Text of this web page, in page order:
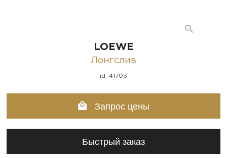
LOEWE
Лонгслив
id: 41703
Запрос цены
Быстрый заказ